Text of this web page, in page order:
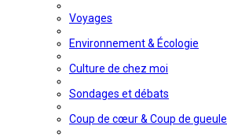
Voyages
Environnement & Écologie
Culture de chez moi
Sondages et débats
Coup de cœur & Coup de gueule